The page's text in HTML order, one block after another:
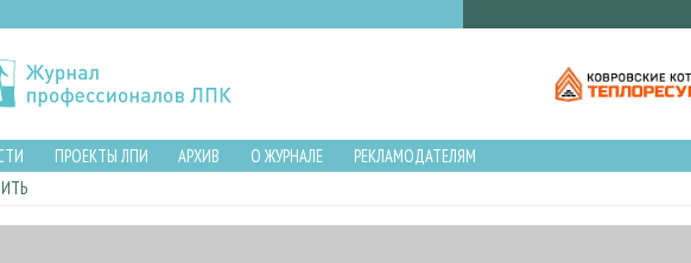
ПРОЕКТЫ ЛПИ АРХИВ О ЖУРНАЛЕ
РЕКЛАМОДАТЕЛЯМ